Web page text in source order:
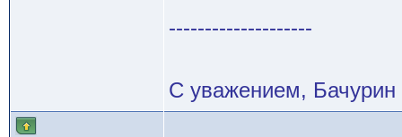
--------------------
С уважением,